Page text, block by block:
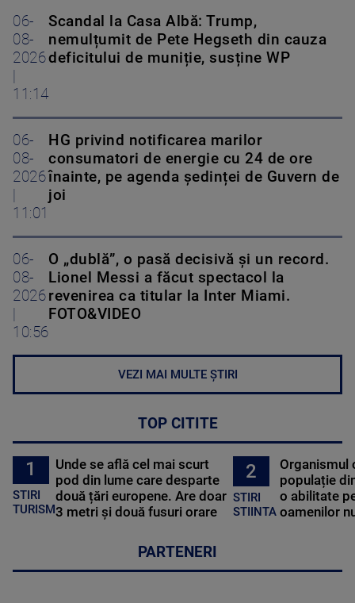
06-
08-
2026
11:14
Scandal la Casa Albă: Trump,
nemulțumit de Pete Hegseth din cauza
deficitului de muniție, susține WP
06-
08-
2026
11:01
HG privind notificarea marilor
consumatori de energie cu 24 de ore
înainte, pe agenda ședinței de Guvern de
joi
06-
08-
2026
10:56
O „dublă”, o pasă decisivă și un record.
Lionel Messi a făcut spectacol la
revenirea ca titular la Inter Miami.
FOTO&VIDEO
VEZI MAI MULTE ȘTIRI
TOP CITITE
1
STIRI
TURISM
Unde se află cel mai scurt
pod din lume care desparte
două țări europene. Are doar
3 metri și două fusuri orare
2
STIRI
STIINTA
Organismul
populație
o abilitate
oamenilor
PARTENERI